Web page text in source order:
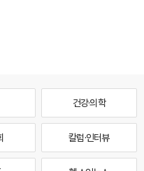
건강·의학
칼럼·인터뷰